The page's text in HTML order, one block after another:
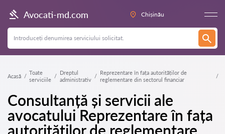
Avocati-md.com Chișinău
Acasă
Toate
serviciile
Dreptul
administrativ
Reprezentare în fața autorităților de
reglementare din sectorul financiar
Consultanță și servicii ale
avocatului Reprezentare în fața
autorităților de reglementare